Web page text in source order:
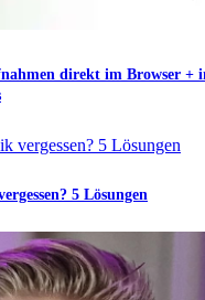
direkt im Browser +
5 Lösungen